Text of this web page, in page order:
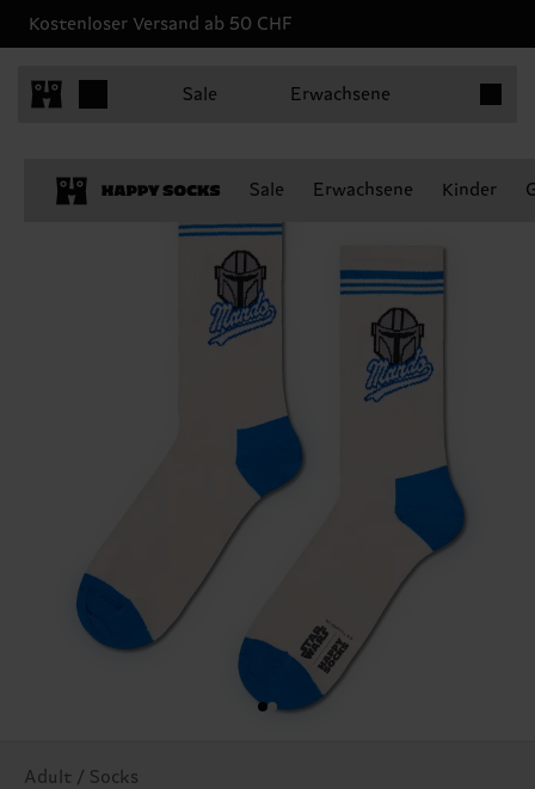
Kostenloser Versand ab 50 CHF
Sale Erwachsene
Sale Erwachsene Kinder
Adult / Socks